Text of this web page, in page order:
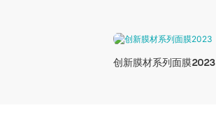
创新膜材系列面膜2023